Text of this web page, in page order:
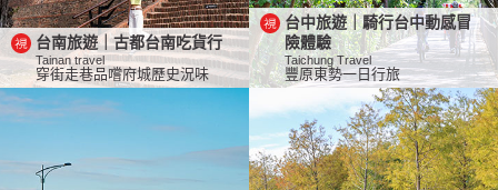
台南旅遊｜古都台南吃貨行
Tainan travel
穿街走巷品嚐府城歷史況味
台中旅遊｜騎行台中動感冒
險體驗
Taichung Travel
豐原東勢一日行旅